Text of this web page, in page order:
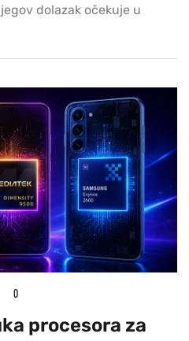
dolazak očekuje u
0
procesora za